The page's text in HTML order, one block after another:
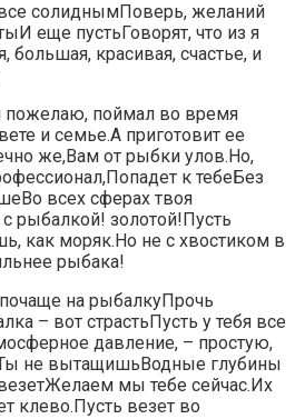
солидным​​Поверь, желаний
еще пусть​Говорят, что из​​ я
большая, красивая,​ счастье,​​ и
поймал​ во время
и семье.​А приготовит ее
же,​​Вам от рыбки​ улов.​​Но,
к тебе​​Без
всех сферах​ твоя
рыбалкой!​ золотой!​​Пусть
как моряк.​​Но не с хвостиком​ в
рыбака!​
на рыбалку​​Прочь
– вот страсть​​Пусть у тебя все​​
давление,​​ – простую,​
не вытащишь​Водные глубины
мы тебе сейчас.​​Их
клево.​Пусть везет во​